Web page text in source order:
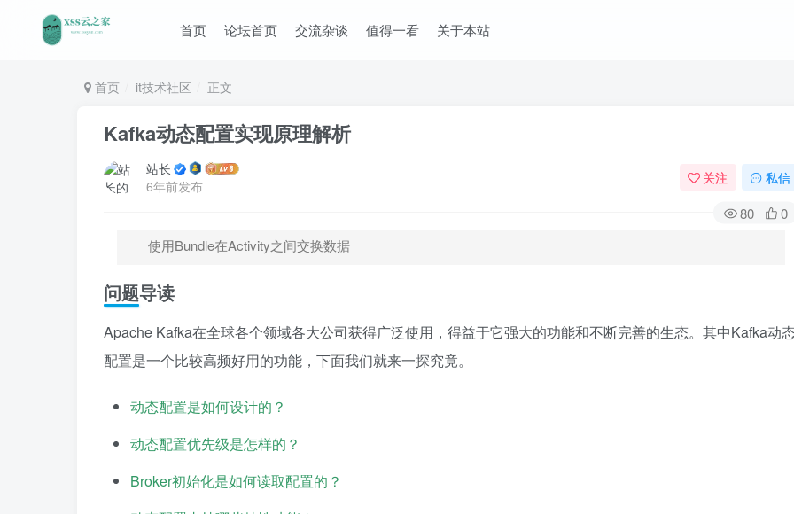
首页 论坛首页 交流杂谈 值得一看 关于本站
首页 it技术社区 正文
Kafka动态配置实现原理解析
站长
6年前发布
关注 私信
80
0
使用Bundle在Activity之间交换数据
问题导读
Apache Kafka在全球各个领域各大公司获得广泛使用，得益于它强大的功能和不断完善的生态。其中Kafka动
配置是一个比较高频好用的功能，下面我们就来一探究竟。
动态配置是如何设计的？
动态配置优先级是怎样的？
Broker初始化是如何读取配置的？